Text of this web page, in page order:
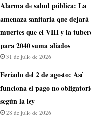
​Alarma de salud pública: La
amenaza sanitaria que dejará
muertes que el VIH y la
para 2040 suma aliados
31 de julio de 2026
Feriado del 2 de agosto: Así
funciona el pago no
según la ley
28 de julio de 2026